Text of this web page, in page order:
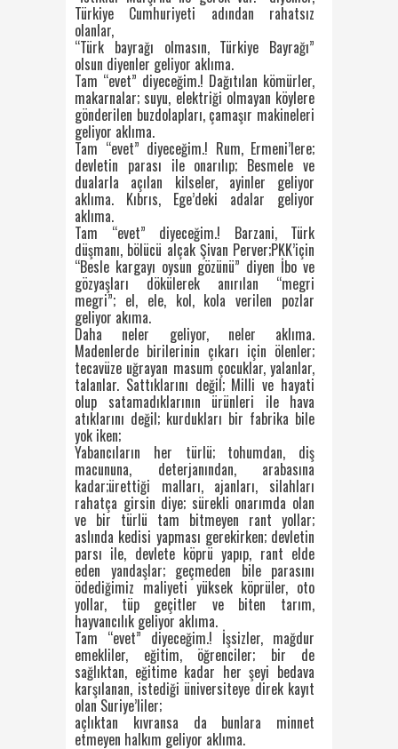
Türkiye Cumhuriyeti adından rahatsız
olanlar,
“Türk bayrağı olmasın, Türkiye Bayrağı”
olsun diyenler geliyor aklıma.
Tam “evet” diyeceğim.! Dağıtılan kömürler,
makarnalar; suyu, elektriği olmayan köylere
gönderilen buzdolapları, çamaşır makineleri
geliyor aklıma.
Tam “evet” diyeceğim.! Rum, Ermeni’lere;
devletin parası ile onarılıp; Besmele ve
dualarla açılan kilseler, ayinler geliyor
aklıma. Kıbrıs, Ege’deki adalar geliyor
aklıma.
Tam “evet” diyeceğim.! Barzani, Türk
düşmanı, bölücü alçak Şivan Perver;PKK’için
“Besle kargayı oysun gözünü” diyen İbo ve
gözyaşları dökülerek anırılan “megri
megri”; el, ele, kol, kola verilen pozlar
geliyor akıma.
Daha neler geliyor, neler aklıma.
Madenlerde birilerinin çıkarı için ölenler;
tecavüze uğrayan masum çocuklar, yalanlar,
talanlar. Sattıklarını değil; Milli ve hayati
olup satamadıklarının ürünleri ile hava
atıklarını değil; kurdukları bir fabrika bile
yok iken;
Yabancıların her türlü; tohumdan, diş
macununa, deterjanından, arabasına
kadar;ürettiği malları, ajanları, silahları
rahatça girsin diye; sürekli onarımda olan
ve bir türlü tam bitmeyen rant yollar;
aslında kedisi yapması gerekirken; devletin
parsı ile, devlete köprü yapıp, rant elde
eden yandaşlar; geçmeden bile parasını
ödediğimiz maliyeti yüksek köprüler, oto
yollar, tüp geçitler ve biten tarım,
hayvancılık geliyor aklıma.
Tam “evet” diyeceğim.! İşsizler, mağdur
emekliler, eğitim, öğrenciler; bir de
sağlıktan, eğitime kadar her şeyi bedava
karşılanan, istediği üniversiteye direk kayıt
olan Suriye’liler;
açlıktan kıvransa da bunlara minnet
etmeyen halkım geliyor aklıma.